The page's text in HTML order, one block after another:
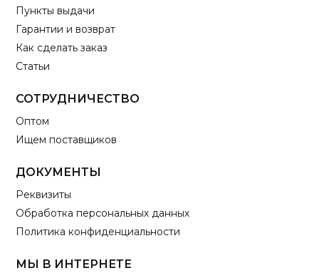
Пункты выдачи
Гарантии и возврат
Как сделать заказ
Статьи
СОТРУДНИЧЕСТВО
Оптом
Ищем поставщиков
ДОКУМЕНТЫ
Реквизиты
Обработка персональных данных
Политика конфиденциальности
МЫ В ИНТЕРНЕТЕ